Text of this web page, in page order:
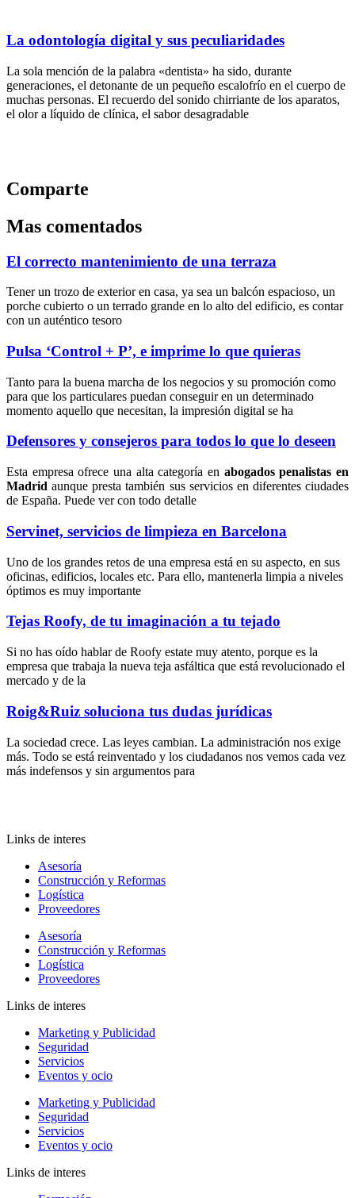
La odontología digital y sus peculiaridades
La sola mención de la palabra «dentista» ha sido, durante
generaciones, el detonante de un pequeño escalofrío en el cuerpo de
muchas personas. El recuerdo del sonido chirriante de los aparatos,
el olor a líquido de clínica, el sabor desagradable
Comparte
Mas comentados
El correcto mantenimiento de una terraza
Tener un trozo de exterior en casa, ya sea un balcón espacioso, un
porche cubierto o un terrado grande en lo alto del edificio, es contar
con un auténtico tesoro
Pulsa ‘Control + P’, e imprime lo que quieras
Tanto para la buena marcha de los negocios y su promoción como
para que los particulares puedan conseguir en un determinado
momento aquello que necesitan, la impresión digital se ha
Defensores y consejeros para todos lo que lo deseen
Esta empresa ofrece una alta categoría en abogados penalistas en
Madrid aunque presta también sus servicios en diferentes ciudades
de España. Puede ver con todo detalle
Servinet, servicios de limpieza en Barcelona
Uno de los grandes retos de una empresa está en su aspecto, en sus
oficinas, edificios, locales etc. Para ello, mantenerla limpia a niveles
óptimos es muy importante
Tejas Roofy, de tu imaginación a tu tejado
Si no has oído hablar de Roofy estate muy atento, porque es la
empresa que trabaja la nueva teja asfáltica que está revolucionado el
mercado y de la
Roig&Ruiz soluciona tus dudas jurídicas
La sociedad crece. Las leyes cambian. La administración nos exige
más. Todo se está reinventado y los ciudadanos nos vemos cada vez
más indefensos y sin argumentos para
Links de interes
Asesoría
Construcción y Reformas
Logística
Proveedores
Asesoría
Construcción y Reformas
Logística
Proveedores
Links de interes
Marketing y Publicidad
Seguridad
Servicios
Eventos y ocio
Marketing y Publicidad
Seguridad
Servicios
Eventos y ocio
Links de interes